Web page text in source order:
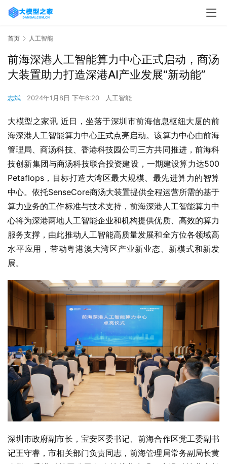
首页 人工智能
前海深港人工智能算力中心正式启动，商汤
大装置助力打造深港AI产业发展“新动能”
志斌 2024年1月8日 下午6:20 人工智能
大模型之家讯 近日，坐落于深圳市前海信息枢纽大厦的前
海深港人工智能算力中心正式点亮启动。该算力中心由前海
管理局、商汤科技、香港科技园公司三方共同推进，前海科
技创新集团与商汤科技联合投资建设，一期建设算力达500
Petaflops，目标打造大湾区最大规模、最先进算力的智算
中心。依托SenseCore商汤大装置提供全程运营所需的基于
算力业务的工作标准与技术支持，前海深港人工智能算力中
心将为深港两地人工智能企业和机构提供优质、高效的算力
服务支撑，由此推动人工智能高质量发展和全方位各领域高
水平应用，带动粤港澳大湾区产业新业态、新模式和新发
展。
深圳市政府副市长，宝安区委书记、前海合作区党工委副书
记王守睿，市相关部门负责同志，前海管理局常务副局长黄